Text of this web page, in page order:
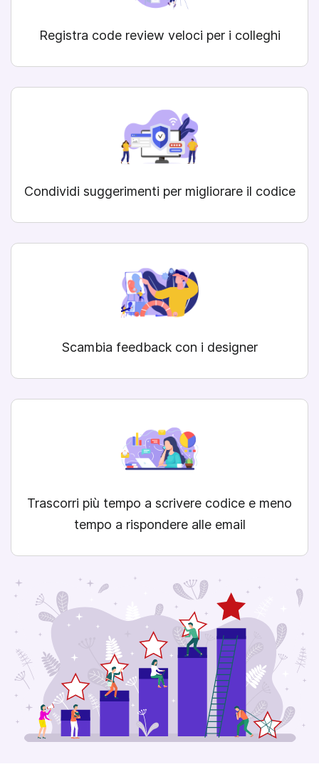
Registra code review veloci per i colleghi
Condividi suggerimenti per migliorare il codice
Scambia feedback con i designer
Trascorri più tempo a scrivere codice e meno
tempo a rispondere alle email